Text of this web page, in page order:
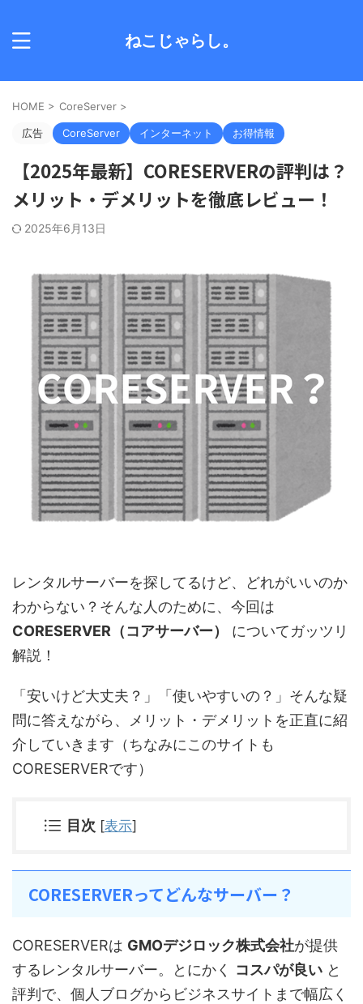
ねこじゃらし。
HOME > CoreServer >
広告 CoreServer インターネット お得情報
【2025年最新】CORESERVERの評判は？
メリット・デメリットを徹底レビュー！
2025年6月13日
レンタルサーバーを探してるけど、どれがいいのか
わからない？そんな人のために、今回は
CORESERVER（コアサーバー）
についてガッツリ
解説！
「安いけど大丈夫？」「使いやすいの？」そんな疑
問に答えながら、メリット・デメリットを正直に紹
介していきます（ちなみにこのサイトも
CORESERVERです）
目次 [表示]
CORESERVERってどんなサーバー？
CORESERVERは GMOデジロック株式会社が提供
するレンタルサーバー。とにかく コスパが良い と
評判で、個人ブログからビジネスサイトまで幅広く